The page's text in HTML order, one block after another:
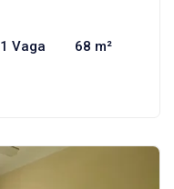
1 Vaga 68 m²